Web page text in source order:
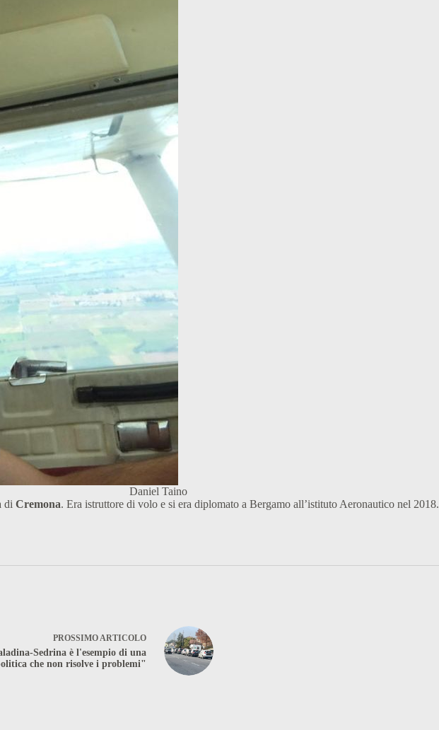
Daniel Taino
di Cremona. Era istruttore di volo e si era diplomato a Bergamo all’istituto Aeronautico nel 2018.
PROSSIMOARTICOLO
Sedrina è l'esempio di una
che non risolve i problemi"